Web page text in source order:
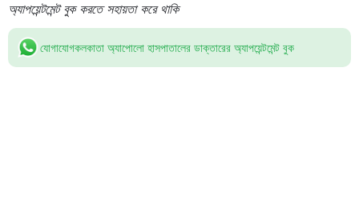
অ্যাপয়েন্টমেন্ট বুক করতে সহায়তা করে থাকি
যোগাযোগকলকাতা অ্যাপোলো হাসপাতালের ডাক্তারের অ্যাপয়েন্টমেন্ট বুক